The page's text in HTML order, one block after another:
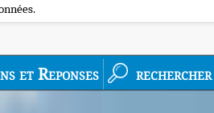
et Reponses rechercher